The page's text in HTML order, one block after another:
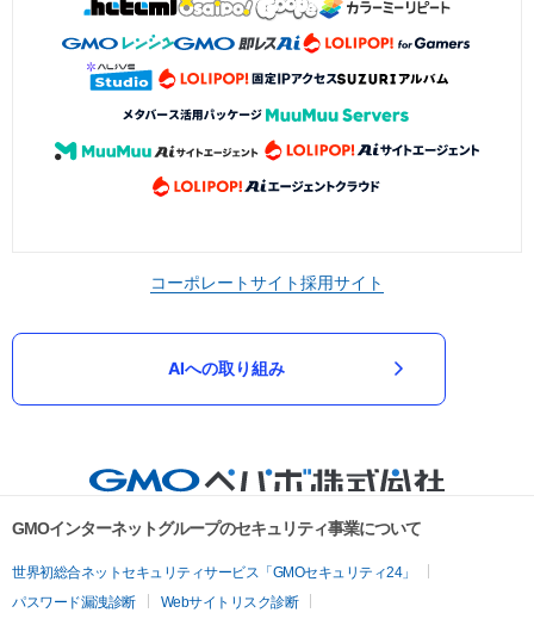
コーポレートサイト採用サイト
AIへの取り組み
GMOインターネットグループのセキュリティ事業について
世界初総合ネットセキュリティサービス「GMOセキュリティ24」
パスワード漏洩診断
Webサイトリスク診断